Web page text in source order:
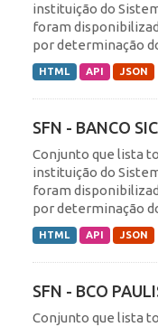
instituição do
foram
por determinação
HTML API JSON
SFN - BANCO
Conjunto que lista
instituição do
foram
por determinação
HTML API JSON
SFN - BCO
Conjunto que lista